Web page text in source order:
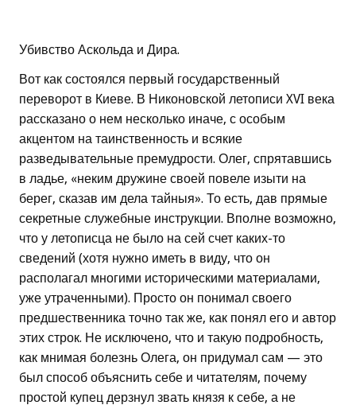
Убивство Аскольда и Дира.
Вот как состоялся первый государственный
переворот в Киеве. В Никоновской летописи XVI века
рассказано о нем несколько иначе, с особым
акцентом на таинственность и всякие
разведывательные премудрости. Олег, спрятавшись
в ладье, «неким дружине своей повеле изыти на
берег, сказав им дела тайныя». То есть, дав прямые
секретные служебные инструкции. Вполне возможно,
что у летописца не было на сей счет каких-то
сведений (хотя нужно иметь в виду, что он
располагал многими историческими материалами,
уже утраченными). Просто он понимал своего
предшественника точно так же, как понял его и автор
этих строк. Не исключено, что и такую подробность,
как мнимая болезнь Олега, он придумал сам — это
был способ объяснить себе и читателям, почему
простой купец дерзнул звать князя к себе, а не